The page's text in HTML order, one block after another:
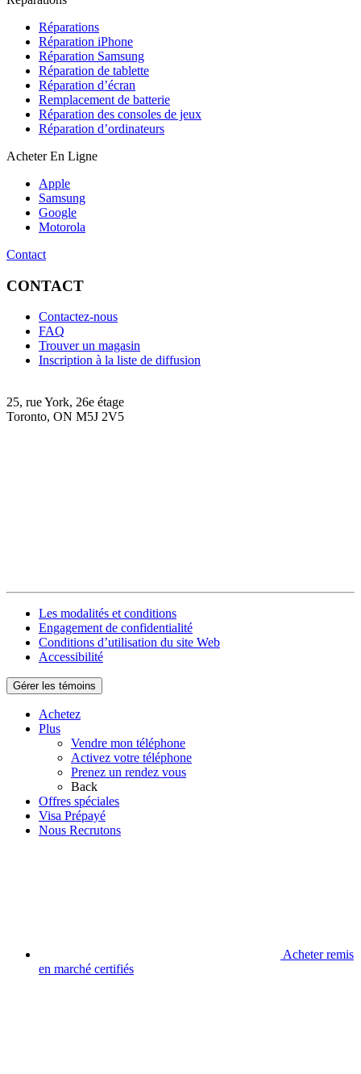
Réparations
Réparation iPhone
Réparation Samsung
Réparation de tablette
Réparation d’écran
Remplacement de batterie
Réparation des consoles de jeux
Réparation d’ordinateurs
Acheter En Ligne
Apple
Samsung
Google
Motorola
Contact
CONTACT
Contactez-nous
FAQ
Trouver un magasin
Inscription à la liste de diffusion
25, rue York, 26e étage
Toronto, ON M5J 2V5
Les modalités et conditions
Engagement de confidentialité
Conditions d’utilisation du site Web
Accessibilité
Gérer les témoins
Achetez
Plus
Vendre mon téléphone
Activez votre téléphone
Prenez un rendez vous
Back
Offres spéciales
Visa Prépayé
Nous Recrutons
Acheter remis
en marché certifiés